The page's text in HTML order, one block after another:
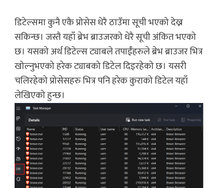
डिटेल्समा कुनै एकै प्रोसेस धेरै ठाउँमा सूची भएको देख्न
सकिन्छ। जस्तै यहाँ ब्रेभ ब्राउजरको धेरै सूची अंकित भएको
छ। यसको अर्थ डिटेल्स ट्याबले तपाईँहरुले ब्रेभ ब्राउजर भित्र
खोल्नुभएको हरेक ट्याबको डिटेल दिइरहेको छ। यसरी
चलिरहेको प्रोसेसहरु भित्र पनि हरेक कुराको डिटेल यहाँ
लेखिएको हुन्छ।